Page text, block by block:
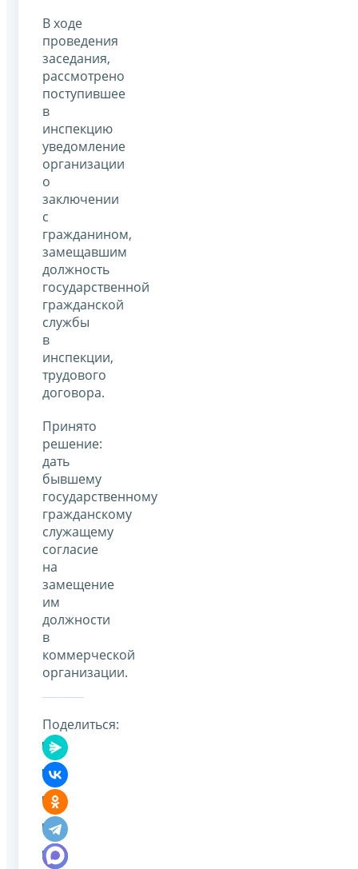
В ходе
проведения
заседания,
рассмотрено
поступившее
в
инспекцию
уведомление
организации
о
заключении
с
гражданином,
замещавшим
должность
государственной
гражданской
службы
в
инспекции,
трудового
договора.
Принято
решение:
дать
бывшему
государственному
гражданскому
служащему
согласие
на
замещение
им
должности
в
коммерческой
организации.
Поделиться: